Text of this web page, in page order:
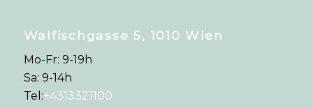
Walfischgasse 5, 1010 Wien
Mo-Fr: 9-19h
Sa: 9-14h
Tel:+4313321100